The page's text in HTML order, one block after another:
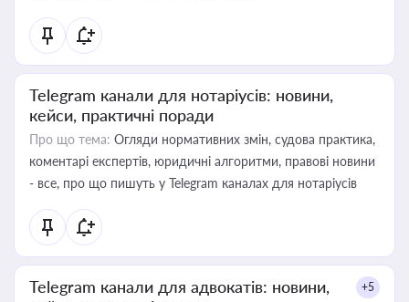
Telegram канали для нотаріусів: новини,
кейси, практичні поради
Про що тема: Огляди нормативних змін, судова практика,
коментарі експертів, юридичні алгоритми, правові новини
- все, про що пишуть у Telegram каналах для нотаріусів
Telegram канали для адвокатів: новини,
+5